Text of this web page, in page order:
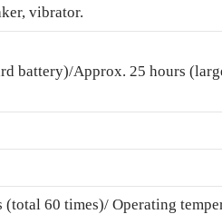
vibrator.
battery)/Approx. 25 hours
(total 60 times)/ Operating